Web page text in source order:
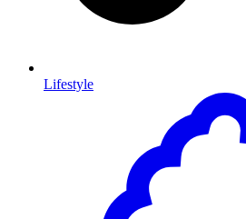
Lifestyle